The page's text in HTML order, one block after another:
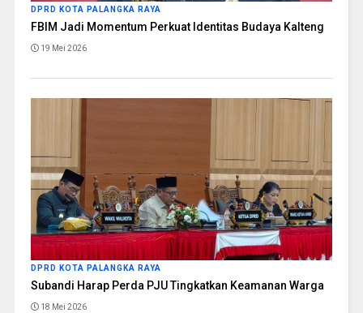
DPRD KOTA PALANGKA RAYA
FBIM Jadi Momentum Perkuat Identitas Budaya Kalteng
19 Mei 2026
DPRD KOTA PALANGKA RAYA
Subandi Harap Perda PJU Tingkatkan Keamanan Warga
18 Mei 2026